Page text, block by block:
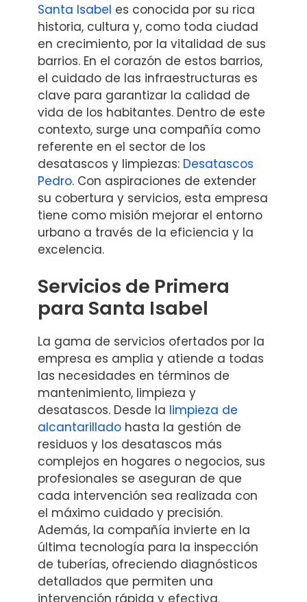
Santa Isabel es conocida por su rica
historia, cultura y, como toda ciudad
en crecimiento, por la vitalidad de sus
barrios. En el corazón de estos barrios,
el cuidado de las infraestructuras es
clave para garantizar la calidad de
vida de los habitantes. Dentro de este
contexto, surge una compañía como
referente en el sector de los
desatascos y limpiezas: Desatascos
Pedro. Con aspiraciones de extender
su cobertura y servicios, esta empresa
tiene como misión mejorar el entorno
urbano a través de la eficiencia y la
excelencia.
Servicios de Primera
para Santa Isabel
La gama de servicios ofertados por la
empresa es amplia y atiende a todas
las necesidades en términos de
mantenimiento, limpieza y
desatascos. Desde la limpieza de
alcantarillado hasta la gestión de
residuos y los desatascos más
complejos en hogares o negocios, sus
profesionales se aseguran de que
cada intervención sea realizada con
el máximo cuidado y precisión.
Además, la compañía invierte en la
última tecnología para la inspección
de tuberías, ofreciendo diagnósticos
detallados que permiten una
intervención rápida y efectiva.